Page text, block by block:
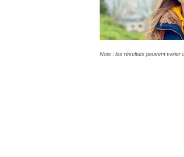
Note : les résultats peuvent varier